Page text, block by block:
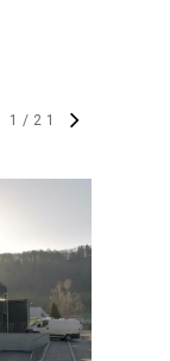
1 / 21